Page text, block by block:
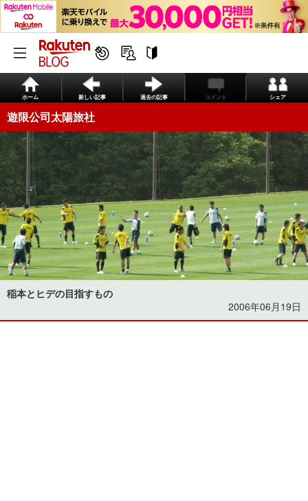
ホーム 新しい記事 過去の記事 コメント シェア
遊限公司太陽旅社
稲本とヒデの目指すもの
2006年06月19日